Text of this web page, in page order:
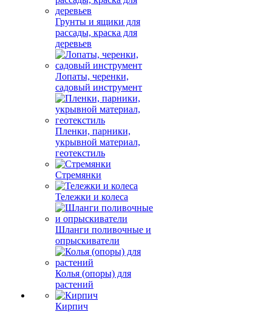
Грунты и ящики для
рассады, краска для
деревьев
Лопаты, черенки,
садовый инструмент
Пленки, парники,
укрывной материал,
геотекстиль
Стремянки
Тележки и колеса
Шланги поливочные и
опрыскиватели
Колья (опоры) для
растений
Кирпич